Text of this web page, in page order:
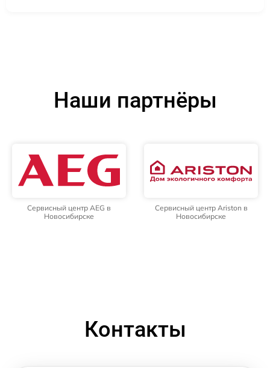
Наши партнёры
Сервисный центр AEG в
Новосибирске
Сервисный центр Ariston в
Новосибирске
Контакты